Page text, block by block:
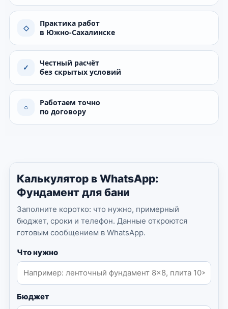
◇
Практика работ
в Южно-Сахалинске
✓
Честный расчёт
без скрытых условий
○
Работаем точно
по договору
Калькулятор в WhatsApp:
Фундамент для бани
Заполните коротко: что нужно, примерный
бюджет, сроки и телефон. Данные откроются
готовым сообщением в WhatsApp.
Что нужно
Бюджет